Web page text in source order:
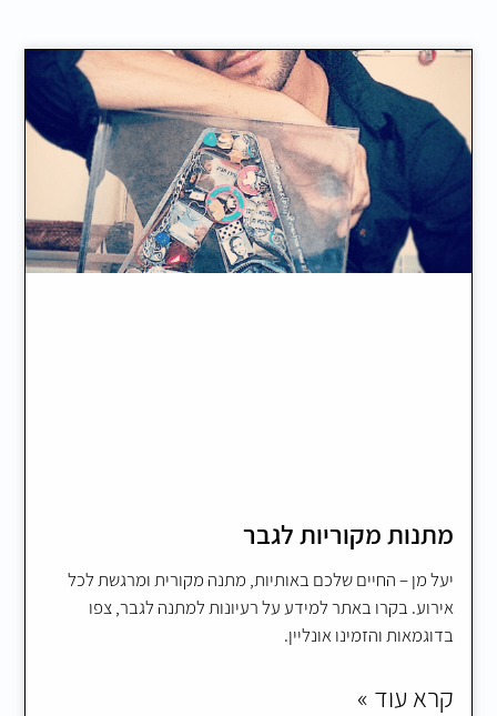
מתנות מקוריות לגבר
יעל מן – החיים שלכם באותיות, מתנה מקורית ומרגשת לכל
אירוע. בקרו באתר למידע על רעיונות למתנה לגבר, צפו
בדוגמאות והזמינו אונליין.
קרא עוד »